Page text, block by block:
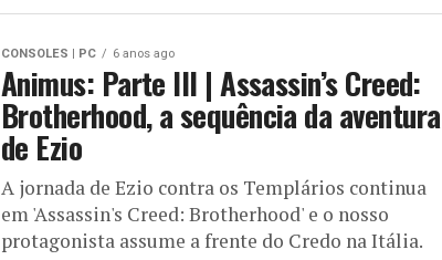
CONSOLES | PC 6 anos ago
Animus: Parte III | Assassin’s Creed:
Brotherhood, a sequência da aventura
de Ezio
A jornada de Ezio contra os Templários continua
em 'Assassin's Creed: Brotherhood' e o nosso
protagonista assume a frente do Credo na Itália.